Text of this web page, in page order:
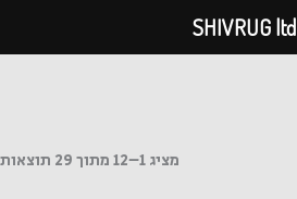
מציג 1–12 מתוך 29 תוצאות
SHIVRUG ltd